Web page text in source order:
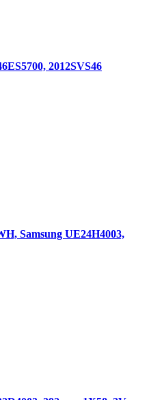
2012SVS46
Samsung UE24H4003,